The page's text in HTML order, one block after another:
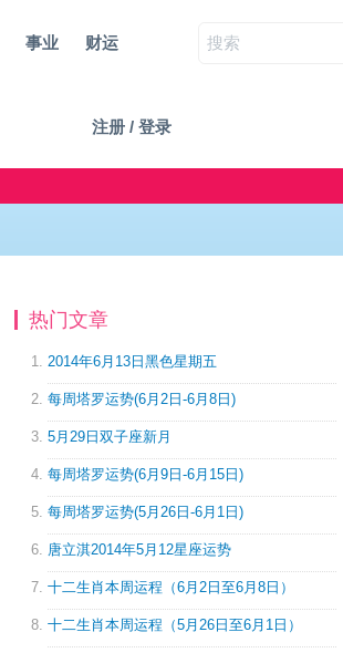
事业 财运
注册 / 登录
热门文章
2014年6月13日黑色星期五
每周塔罗运势(6月2日-6月8日)
5月29日双子座新月
每周塔罗运势(6月9日-6月15日)
每周塔罗运势(5月26日-6月1日)
唐立淇2014年5月12星座运势
十二生肖本周运程（6月2日至6月8日）
十二生肖本周运程（5月26日至6月1日）